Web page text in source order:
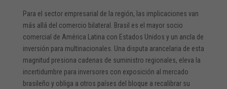
Para el sector empresarial de la región, las implicaciones van
más allá del comercio bilateral. Brasil es el mayor socio
comercial de América Latina con Estados Unidos y un ancla de
inversión para multinacionales. Una disputa arancelaria de esta
magnitud presiona cadenas de suministro regionales, eleva la
incertidumbre para inversores con exposición al mercado
brasileño y obliga a otros países del bloque a recalibrar su